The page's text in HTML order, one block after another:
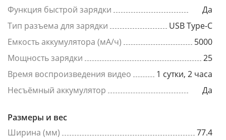
Функция быстрой зарядки
Да
Тип разъема для зарядки
USB Type-C
Емкость аккумулятора (мА/ч)
5000
Мощность зарядки
25
Время воспроизведения видео
1 сутки, 2 часа
Несъёмный аккумулятор
Да
Размеры и вес
Ширина (мм)
77.4